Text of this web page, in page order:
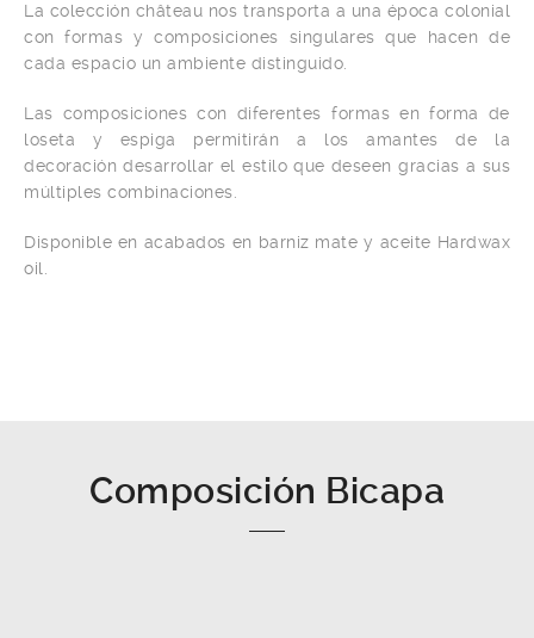
La colección château nos transporta a una época colonial
con formas y composiciones singulares que hacen de
cada espacio un ambiente distinguido.
Las composiciones con diferentes formas en forma de
loseta y espiga permitirán a los amantes de la
decoración desarrollar el estilo que deseen gracias a sus
múltiples combinaciones.
Disponible en acabados en barniz mate y aceite Hardwax
oil.
Composición Bicapa